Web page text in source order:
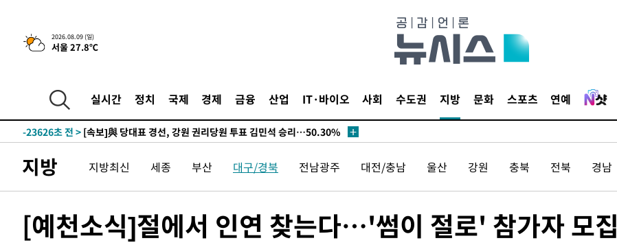
2026.08.09 (일)
서울 27.8℃
실시간 정치 국제 경제 금융 산업 IT·바이오 사회 수도권 지방 문화 스포츠 연예
44.40%
-24280초 전 >與 강원·TK 당원투표 합산 김민석 46.01%로 승리…정청래
44.53%
-24120초 전 > [속보]與전대 권리당원투표…강원·경북 김민석, 대구 정청래 승리
45.71%
-23829초 전 >
[속보]與 당대표 경선, 대구 권리당원 투표 정청래 47.82%·김민석
46.35%
-23626초 전 >
득표
-21544초 전 > "일본축구협회, 대한축구협회 성 접대 의혹 심판 조사"
정상
-9551초 전 >
"얼마나 더웠으면"…안동 물길공원서 헤엄친 구렁이 '소동'
-9478초 전 >손흥민, 68분 뛰고 2경기 침묵…LAFC, 톨루카에 1-0 승리(종합)
-7502초 전 > 이강인, 오늘 서울서 AT마드리드 입단식…'전례 없는 특급대우'
지방 지방최신 세종 부산 대구/경북 전남광주 대전/충남 울산 강원 충북 전북 경남
[예천소식]절에서 인연 찾는다…'썸이 절로' 참가자 모집